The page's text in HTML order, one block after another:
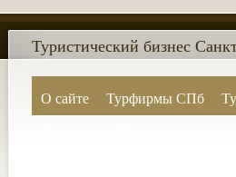
О сайте Турфирмы СПб
Туристический бизнес